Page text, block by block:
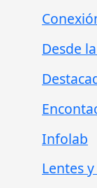
Desde
Infolab
Lentes